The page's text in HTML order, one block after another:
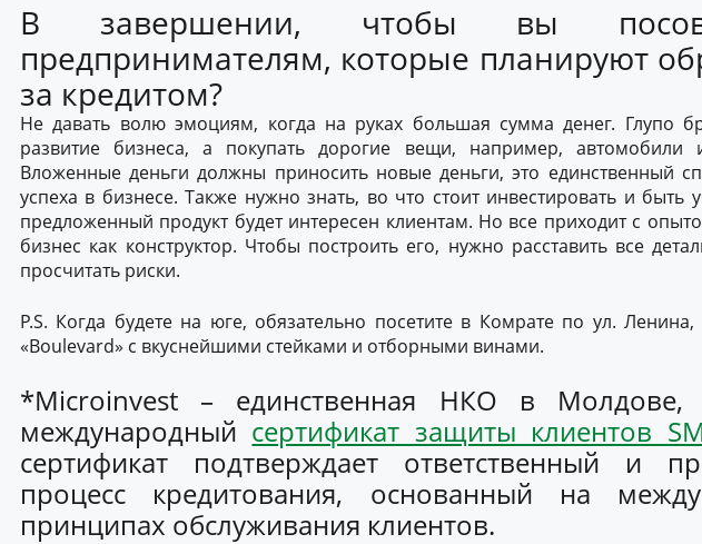
В завершении, чтобы вы
предпринимателям, которые планируют
за кредитом?
Не давать волю эмоциям, когда на руках большая сумма денег. Глупо
развитие бизнеса, а покупать дорогие вещи, например, автомобили
Вложенные деньги должны приносить новые деньги, это единственный
успеха в бизнесе. Также нужно знать, во что стоит инвестировать и быть
предложенный продукт будет интересен клиентам. Но все приходит с
бизнес как конструктор. Чтобы построить его, нужно расставить все
просчитать риски.
P.S. Когда будете на юге, обязательно посетите в Комрате по ул. Ленина,
«Boulevard» с вкуснейшими стейками и отборными винами.
*Microinvest – единственная НКО в
международный сертификат защиты клиентов
сертификат подтверждает ответственный и
процесс кредитования, основанный на
принципах обслуживания клиентов.